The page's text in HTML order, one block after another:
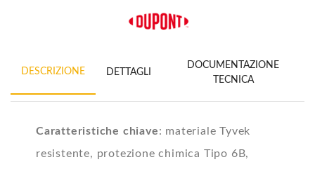
DESCRIZIONE DETTAGLI
DOCUMENTAZIONE
TECNICA
Caratteristiche chiave: materiale Tyvek
resistente, protezione chimica Tipo 6B,